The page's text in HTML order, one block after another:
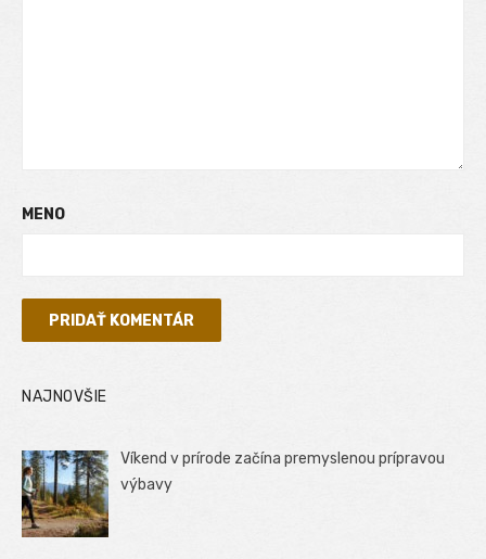
MENO
NAJNOVŠIE
Víkend v prírode začína premyslenou prípravou
výbavy